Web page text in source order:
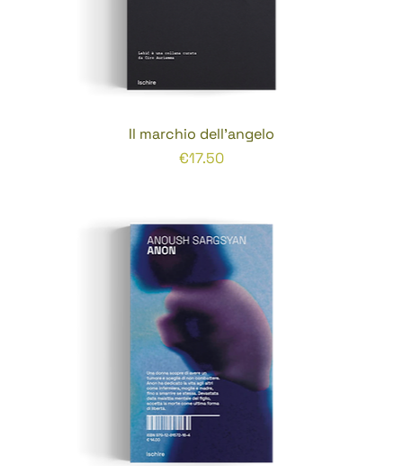
Il marchio dell'angelo
Prezzo
€17.50